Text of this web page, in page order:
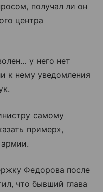
получал ли он
центра
у него нет
к нему уведомления
самому
пример»,
Федорова после
что бывший глава